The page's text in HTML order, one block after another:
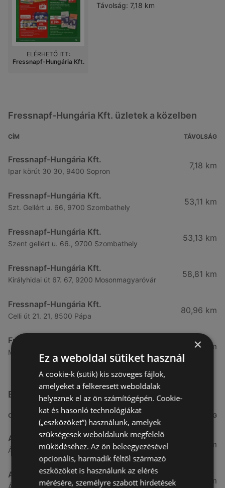
Távolság: 7,18 km
ELÉRHETŐ ITT:
Fressnapf-Hungária Kft.
Fressnapf-Hungária Kft. üzletek a közelben
CÍM TÁVOLSÁG
Fressnapf-Hungária Kft.
Ipar körút 30 30, 9400 Sopron
7,18 km
Fressnapf-Hungária Kft.
Szt. Gellért u. 66, 9700 Szombathely
53,11 km
Fressnapf-Hungária Kft.
Szent gellért u. 66., 9700 Szombathely
53,13 km
Fressnapf-Hungária Kft.
Királyhidai út 67. 67, 9200 Mosonmagyaróvár
58,81 km
Fressnapf-Hungária Kft.
Celli út 21. 21, 8500 Pápa
80,96 km
Fressnapf-Hungária Kft.
Malomszéki út 7 9, 9024 Győr
83,25 km
Egyéb Szupermarketek üzletek a közelben
CÍM TÁVOLSÁG
Aldi
Ágfalvi út 4/A., 9400 Sopron
3,26 km
ALDI
Ágfalvi út 4/a, 9400 Sopron
3,26 km
×
Ez a weboldal sütiket használ
A cookie-k (sütik) kis szöveges fájlok,
amelyeket a felkeresett weboldalak
helyeznek el az ön számítógépén. Cookie-
kat és hasonló technológiákat
(„eszközöket”) használunk, amelyek
szükségesek weboldalunk megfelelő
működéséhez. Az ön beleegyezésével
opcionális, harmadik féltől származó
eszközöket is használunk az elérés
mérésére, személyre szabott hirdetések